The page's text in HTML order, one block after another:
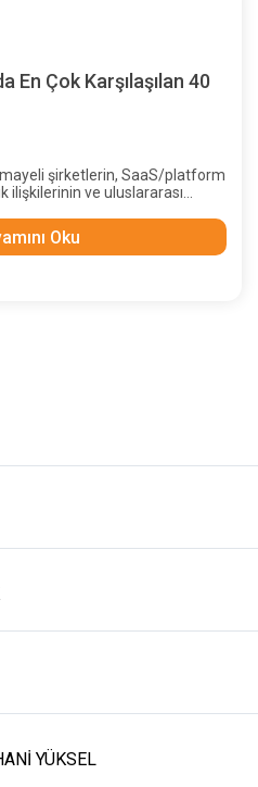
Çok Karşılaşılan 40
şirketlerin, SaaS/platform
ve uluslararası
artmıştır. Bu sözleşmeler çoğu
metinler değildir; aynı
Oku
YÜKSEL